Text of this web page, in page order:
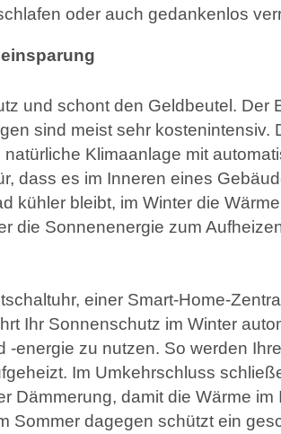
oder auch gedankenlos
und schont den Geldbeutel. Der
sind meist sehr kostenintensiv.
Klimaanlage mit
dass es im Inneren eines
kühler bleibt, im Winter die
die Sonnenenergie zum
einer Smart-Home-
Ihr Sonnenschutz im Winter
-energie zu nutzen. So werden
Im Umkehrschluss
Dämmerung, damit die Wärme
Sommer dagegen schützt ein